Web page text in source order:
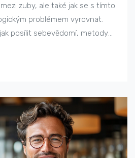
zuby, ale také jak se s tímto
problémem vyrovnat.
posílit sebevědomí, metody
vzhledu zubů a rady, jak tento
na přednost.